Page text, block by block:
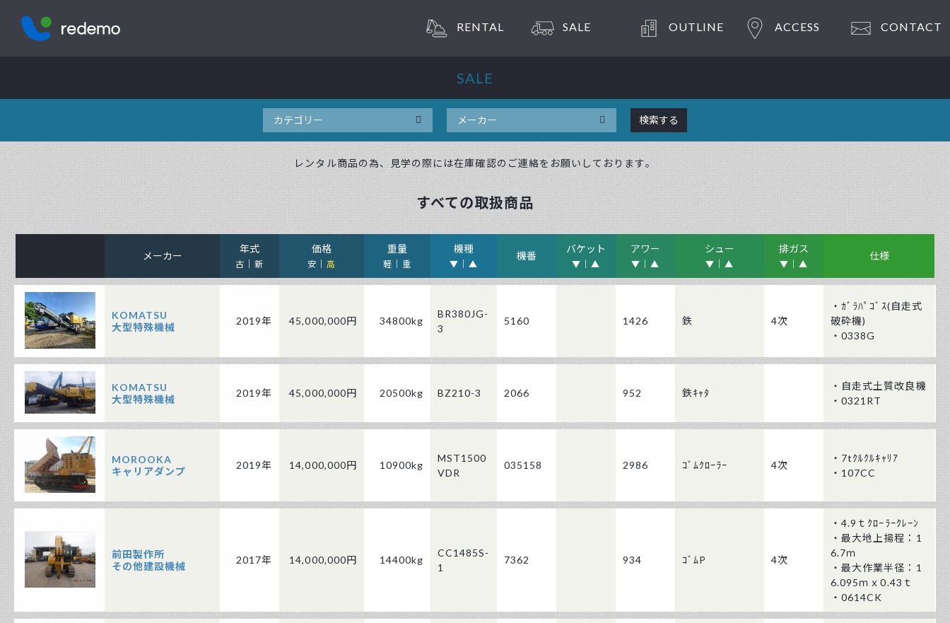
RENTAL SALE OUTLINE ACCESS CONTACT
SALE
レンタル商品の為、見学の際には在庫確認のご連絡をお願いしております。
すべての取扱商品
メーカー
年式
古 新
価格
安 高
重量
軽 重
機種
▼ ▲
機番
バケット
▼ ▲
アワー
▼ ▲
シュー
▼ ▲
排ガス
▼ ▲
仕様
KOMATSU
大型特殊機械
2019年 45,000,000円 34800kg
BR380JG-
3
5160 1426 鉄 4次
・ｶﾞﾗﾊﾟｺﾞｽ(自走式
破砕機)
・0338G
KOMATSU
大型特殊機械
2019年 45,000,000円 20500kg BZ210-3 2066 952 鉄ｷｬﾀ
・自走式土質改良機
・0321RT
MOROOKA
キャリアダンプ
2019年 14,000,000円 10900kg
MST1500
VDR
035158 2986 ｺﾞﾑｸﾛｰﾗｰ 4次
・7tｸﾙｸﾙｷｬﾘｱ
・107CC
前田製作所
その他建設機械
2017年 14,000,000円 14400kg
CC1485S-
1
7362 934 ｺﾞﾑP 4次
・4.9ｔｸﾛｰﾗｰｸﾚｰﾝ
・最大地上揚程：1
6.7ｍ
・最大作業半径：1
6.095ｍｘ0.43ｔ
・0614CK